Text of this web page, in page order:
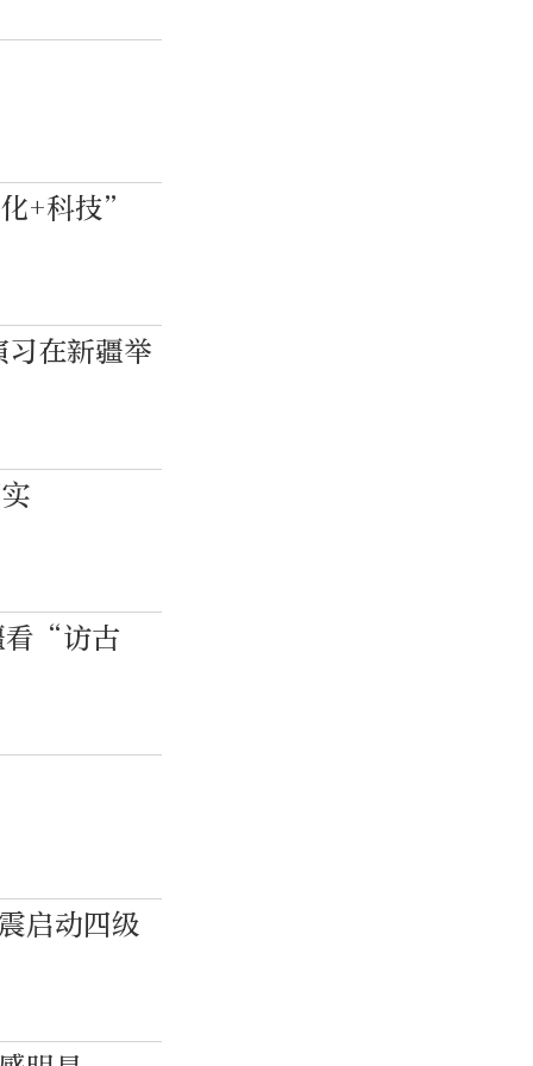
+科技”
在新疆举
“访古
启动四级